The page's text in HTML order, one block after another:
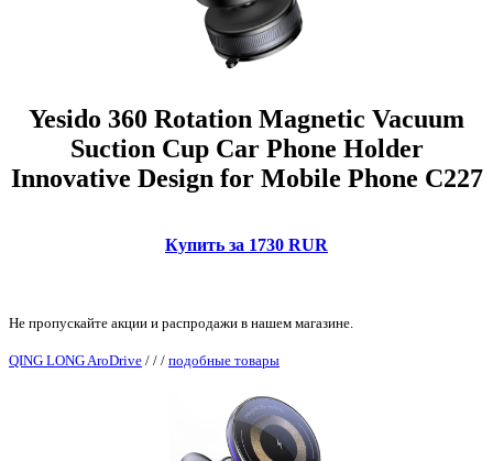
Yesido 360 Rotation Magnetic Vacuum
Suction Cup Car Phone Holder
Innovative Design for Mobile Phone C227
Купить за 1730 RUR
Не пропускайте акции и распродажи в нашем магазине.
QING LONG AroDrive / / / подобные товары